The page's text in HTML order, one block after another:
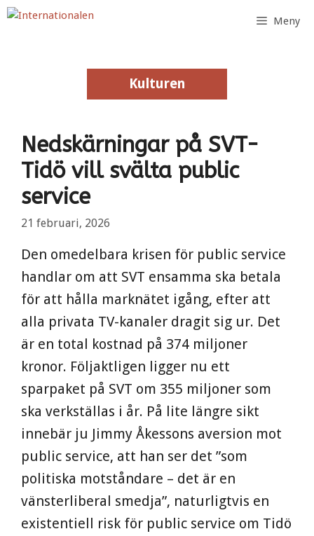
Hoppa
Meny
Kulturen
Kulturen
Nedskärningar på SVT-
Tidö vill svälta public
service
21 februari, 2026
Den omedelbara krisen för public service
handlar om att SVT ensamma ska betala
för att hålla marknätet igång, efter att
alla privata TV-kanaler dragit sig ur. Det
är en total kostnad på 374 miljoner
kronor. Följaktligen ligger nu ett
sparpaket på SVT om 355 miljoner som
ska verkställas i år. På lite längre sikt
innebär ju Jimmy Åkessons aversion mot
public service, att han ser det ”som
politiska motståndare – det är en
vänsterliberal smedja”, naturligtvis en
existentiell risk för public service om Tidö